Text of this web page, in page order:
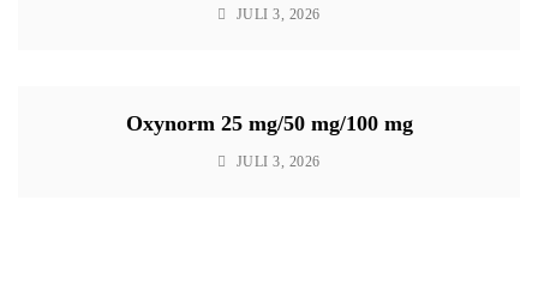
JULI 3, 2026
Oxynorm 25 mg/50 mg/100 mg
JULI 3, 2026